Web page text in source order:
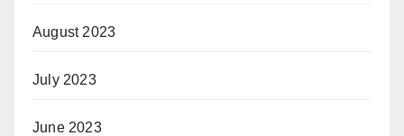
August 2023
July 2023
June 2023